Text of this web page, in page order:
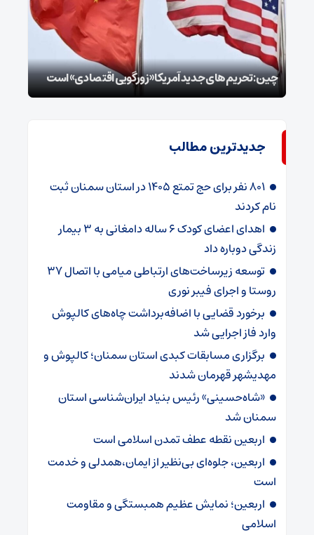
چین: تحریم‌های جدید آمریکا «زورگویی اقتصادی» است
جدیدترین مطالب
۸۰۱ نفر برای حج تمتع ۱۴۰۵ در استان سمنان ثبت
نام کردند
اهدای اعضای کودک ۶ ساله دامغانی به ۳ بیمار
زندگی دوباره داد
توسعه زیرساخت‌های ارتباطی میامی با اتصال ۳۷
روستا و اجرای فیبر نوری
برخورد قضایی با اضافه‌برداشت چاه‌های کالپوش
وارد فاز اجرایی شد
برگزاری مسابقات کبدی استان سمنان؛ کالپوش و
مهدیشهر قهرمان شدند
«شاه‌حسینی» رئیس بنیاد ایران‌شناسی استان
سمنان شد
اربعین نقطه عطف تمدن اسلامی است
اربعین، جلوه‌ای بی‌نظیر از ایمان،همدلی و خدمت
است
اربعین؛ نمایش عظیم همبستگی و مقاومت
اسلامی